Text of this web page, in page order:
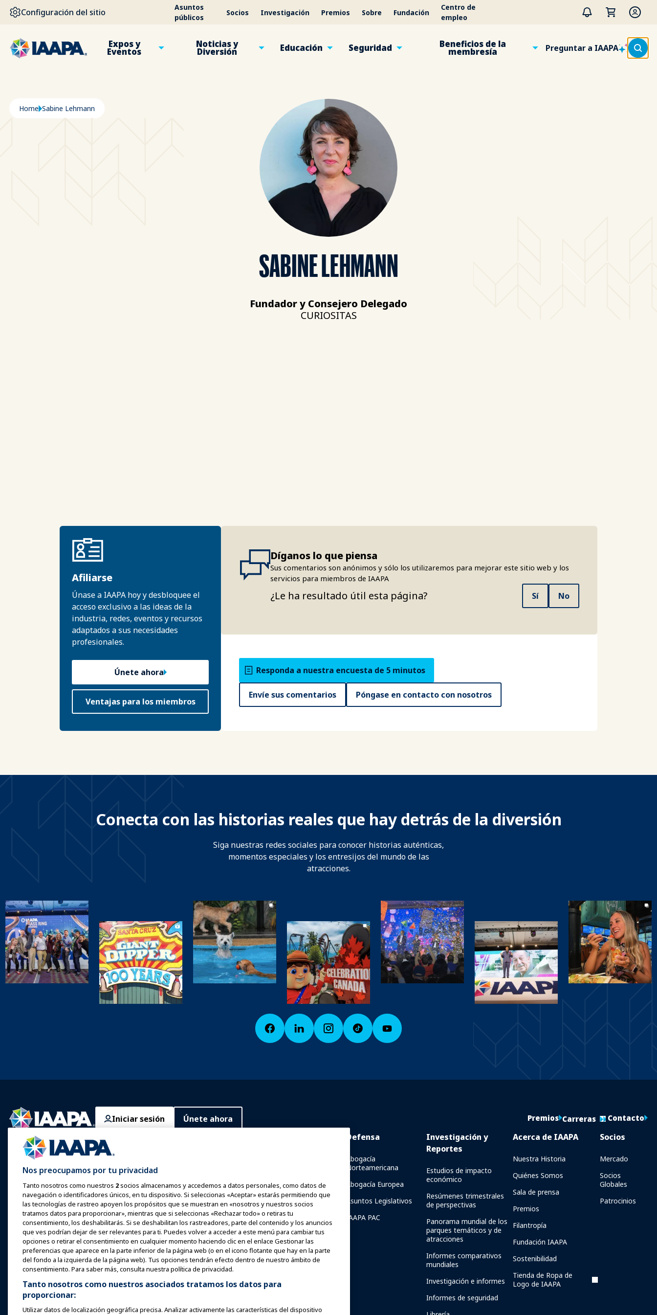
PASAR AL CONTENIDO PRINCIPAL
Configuración del sitio
Asuntos
públicos
Socios Investigación Premios Sobre Fundación
Centro de
empleo
Expos y
Eventos
Noticias y
Diversión Educación Seguridad Beneficios de la
membresía Preguntar a IAAPA
Ruta de navegación
Home Sabine Lehmann
SABINE LEHMANN
Fundador y Consejero Delegado
CURIOSITAS
Afiliarse
Únase a IAAPA hoy y desbloquee el
acceso exclusivo a las ideas de la
industria, redes, eventos y recursos
adaptados a sus necesidades
profesionales.
Únete ahora
Ventajas para los miembros
Díganos lo que piensa
Sus comentarios son anónimos y sólo los utilizaremos para mejorar este sitio web y los
servicios para miembros de IAAPA
¿Le ha resultado útil esta página? Sí No
Responda a nuestra encuesta de 5 minutos
Envíe sus comentarios Póngase en contacto con nosotros
Conecta con las historias reales que hay detrás de la diversión
Siga nuestras redes sociales para conocer historias auténticas,
momentos especiales y los entresijos del mundo de las
atracciones.
Iniciar sesión Únete ahora Premios Carreras Contacto
Expos y Eventos
Expo IAAPA
Expo Europa
Expo Asia
Expo Medio Oriente
Próximos Eventos
Speak at an Expo or Event
Reservar una reunión o
evento
Conviértete en un
embajador
Organizar un evento
Noticias y
Funworld
Noticias y
Anúnciate con IAAPA
Ediciones anteriores
Escribe para Funworld
Cuerpo Común de
Conocimientos
Certificación
Programas de la
Fundación IAAPA
Explora
Informes de Seguridad de
Paseos
Guías de Seguridad
Recursos de seguridad
Recursos de seguridad
Noticias de Seguridad y
Comités de seguridad
Defensa
Abogacía
Norteamericana
Abogacía Europea
Asuntos Legislativos
IAAPA PAC
Investigación y
Reportes
Estudios de impacto
económico
Resúmenes trimestrales
de perspectivas
Panorama mundial de los
parques temáticos y de
atracciones
Informes comparativos
mundiales
Investigación e informes
Informes de seguridad
Acerca de IAAPA
Nuestra Historia
Quiénes Somos
Sala de prensa
Premios
Filantropía
Fundación IAAPA
Sostenibilidad
Tienda de Ropa de
Logo de IAAPA
Socios
Mercado
Socios
Globales
Patrocinios
Nos preocupamos por tu privacidad
Tanto nosotros como nuestros 2socios almacenamos y accedemos a datos personales, como datos de
navegación o identificadores únicos, en tu dispositivo. Si seleccionas «Aceptar» estarás permitiendo que
las tecnologías de rastreo apoyen los propósitos que se muestran en «nosotros y nuestros socios
tratamos datos para proporcionar», mientras que si seleccionas «Rechazar todo» o retiras tu
consentimiento, los deshabilitarás. Si se deshabilitan los rastreadores, parte del contenido y los anuncios
que ves podrían dejar de ser relevantes para ti. Puedes volver a acceder a este menú para cambiar tus
opciones o retirar el consentimiento en cualquier momento haciendo clic en el enlace Gestionar las
preferencias que aparece en la parte inferior de la página web (o en el icono flotante que hay en la parte
del fondo a la izquierda de la página web). Tus opciones tendrán efecto dentro de nuestro ámbito de
consentimiento. Para saber más, consulta nuestra política de privacidad.
Tanto nosotros como nuestros asociados tratamos los datos para
proporcionar:
Utilizar datos de localización geográfica precisa. Analizar activamente las características del dispositivo